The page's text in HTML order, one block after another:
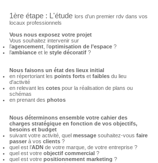
1ère étape : L'étude lors d’un premier rdv dans vos
locaux professionnels
Vous nous exposez votre projet
Vous souhaitez intervenir sur
l’agencement , l’optimisation de l’espace ?
l’ambiance et le style décoratif ?
Nous faisons un état des lieux initial
en répertoriant les points forts et faibles du lieu
d'activité
en relevant les cotes pour la réalisation de plans ou
schémas
en prenant des photos
Nous déterminons ensemble votre cahier des
charges stratégique en fonction de vos objectifs,
besoins et budget
suivant votre activité, quel message souhaitez-vous faire
passer à vos clients ?
quel est l’ADN de votre marque, de votre entreprise ?
quel est votre objectif commercial ?
quel est votre positionnement marketing ?